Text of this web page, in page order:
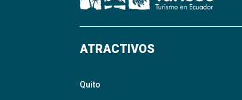
ATRACTIVOS
Quito